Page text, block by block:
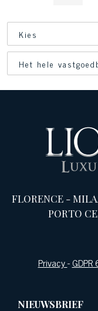
FLORENCE-
PORTO
Privacy-
NIEUWSBRIEF